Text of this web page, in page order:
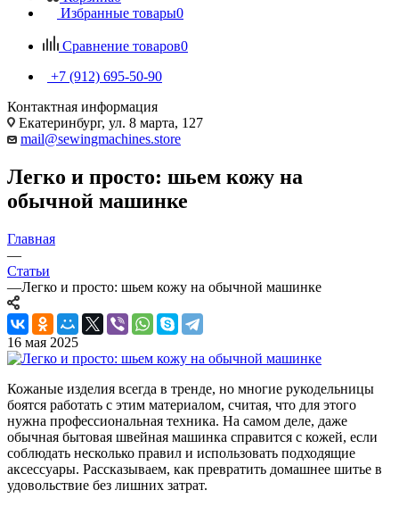
Избранные товары0
Сравнение товаров0
+7 (912) 695-50-90
Контактная информация
Екатеринбург, ул. 8 марта, 127
mail@sewingmachines.store
Легко и просто: шьем кожу на
обычной машинке
Главная
—
Статьи
—Легко и просто: шьем кожу на обычной машинке
16 мая 2025
Кожаные изделия всегда в тренде, но многие рукодельницы
боятся работать с этим материалом, считая, что для этого
нужна профессиональная техника. На самом деле, даже
обычная бытовая швейная машинка справится с кожей, если
соблюдать несколько правил и использовать подходящие
аксессуары. Рассказываем, как превратить домашнее шитье в
удовольствие без лишних затрат.